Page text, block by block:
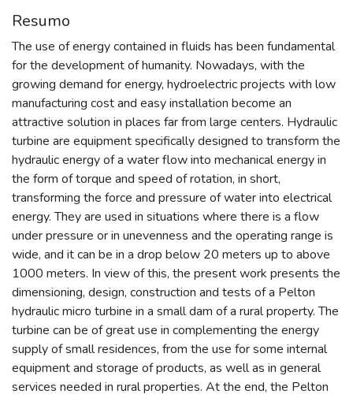
Resumo
The use of energy contained in fluids has been fundamental
for the development of humanity. Nowadays, with the
growing demand for energy, hydroelectric projects with low
manufacturing cost and easy installation become an
attractive solution in places far from large centers. Hydraulic
turbine are equipment specifically designed to transform the
hydraulic energy of a water flow into mechanical energy in
the form of torque and speed of rotation, in short,
transforming the force and pressure of water into electrical
energy. They are used in situations where there is a flow
under pressure or in unevenness and the operating range is
wide, and it can be in a drop below 20 meters up to above
1000 meters. In view of this, the present work presents the
dimensioning, design, construction and tests of a Pelton
hydraulic micro turbine in a small dam of a rural property. The
turbine can be of great use in complementing the energy
supply of small residences, from the use for some internal
equipment and storage of products, as well as in general
services needed in rural properties. At the end, the Pelton